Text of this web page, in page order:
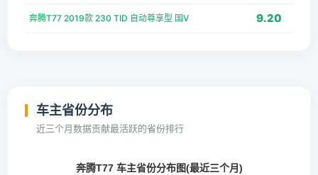
奔腾T77 2019款 230 TID 自动尊享型 国V 9.20
车主省份分布
近三个月数据贡献最活跃的省份排行